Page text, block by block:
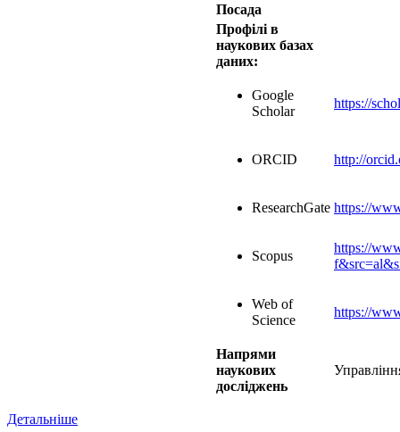
Посада
Профілі в
наукових базах
даних:
Google
Scholar
https://
ORCID http://
ResearchGate https://
Scopus
https://
Web of
Science
https://
Напрями
наукових
досліджень
Детальніше